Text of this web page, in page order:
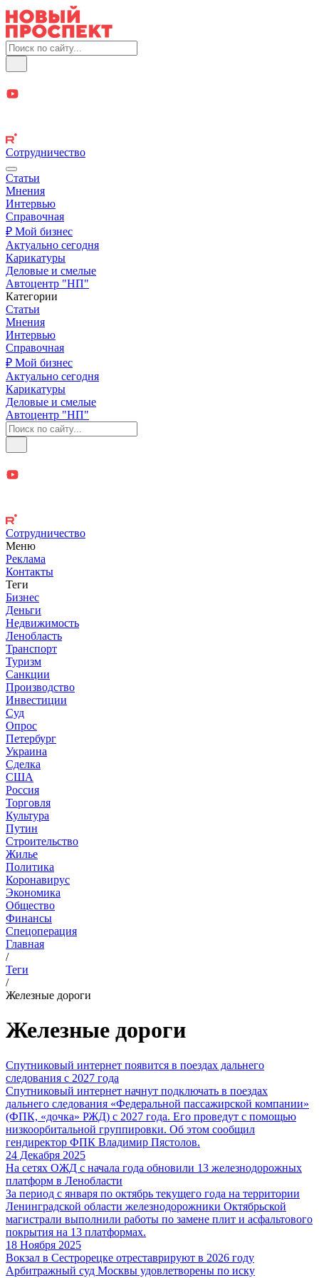
Сотрудничество
Статьи
Мнения
Интервью
Справочная
₽ Мой бизнес
Актуально сегодня
Карикатуры
Деловые и смелые
Автоцентр "НП"
Категории
Статьи
Мнения
Интервью
Справочная
₽ Мой бизнес
Актуально сегодня
Карикатуры
Деловые и смелые
Автоцентр "НП"
Сотрудничество
Меню
Реклама
Контакты
Теги
Бизнес
Деньги
Недвижимость
Ленобласть
Транспорт
Туризм
Санкции
Производство
Инвестиции
Суд
Опрос
Петербург
Украина
Сделка
США
Россия
Торговля
Культура
Путин
Строительство
Жилье
Политика
Коронавирус
Экономика
Общество
Финансы
Спецоперация
Главная
/
Теги
/
Железные дороги
Железные дороги
Спутниковый интернет появится в поездах дальнего
следования с 2027 года
Спутниковый интернет начнут подключать в поездах
дальнего следования «Федеральной пассажирской компании»
(ФПК, «дочка» РЖД) с 2027 года. Его проведут с помощью
низкоорбитальной группировки. Об этом сообщил
гендиректор ФПК Владимир Пястолов.
24 Декабря 2025
На сетях ОЖД с начала года обновили 13 железнодорожных
платформ в Ленобласти
За период с января по октябрь текущего года на территории
Ленинградской области железнодорожники Октябрьской
магистрали выполнили работы по замене плит и асфальтового
покрытия на 13 платформах.
18 Ноября 2025
Вокзал в Сестрорецке отреставрируют в 2026 году
Арбитражный суд Москвы удовлетворены по иску